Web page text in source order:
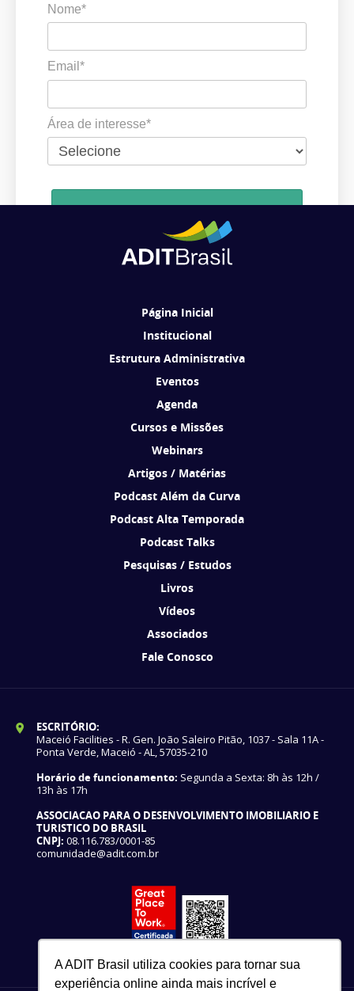
A ADIT Brasil utiliza cookies para tornar sua
experiência online ainda mais incrível e
Nome*
Email*
Área de interesse*
Ao se cadastrar, você concorda em receber comunicações da ADIT
Página Inicial
Institucional
Estrutura Administrativa
Eventos
Agenda
Cursos e Missões
Webinars
Artigos / Matérias
Podcast Além da Curva
Podcast Alta Temporada
Podcast Talks
Pesquisas / Estudos
Livros
Vídeos
Associados
Fale Conosco
ESCRITÓRIO:
Maceió Facilities - R. Gen. João Saleiro Pitão, 1037 - Sala 11A -
Ponta Verde, Maceió - AL, 57035-210
Horário de funcionamento: Segunda a Sexta: 8h às 12h /
13h às 17h
ASSOCIACAO PARA O DESENVOLVIMENTO IMOBILIARIO E
TURISTICO DO BRASIL
CNPJ: 08.116.783/0001-85
comunidade@adit.com.br